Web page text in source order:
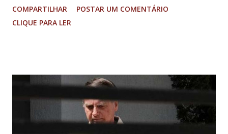
Imagens @transitofernaodias *Por Sebastião Filho
COMPARTILHAR
POSTAR UM COMENTÁRIO
CLIQUE PARA LER